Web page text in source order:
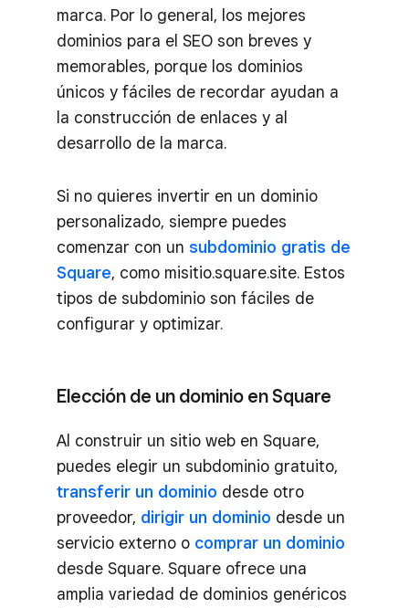
marca. Por lo general, los mejores
dominios para el SEO son breves y
memorables, porque los dominios
únicos y fáciles de recordar ayudan a
la construcción de enlaces y al
desarrollo de la marca.
Si no quieres invertir en un dominio
personalizado, siempre puedes
comenzar con un subdominio gratis de
Square, como misitio.square.site. Estos
tipos de subdominio son fáciles de
configurar y optimizar.
Elección de un dominio en Square
Al construir un sitio web en Square,
puedes elegir un subdominio gratuito,
transferir un dominio desde otro
proveedor, dirigir un dominio desde un
servicio externo o comprar un dominio
desde Square. Square ofrece una
amplia variedad de dominios genéricos